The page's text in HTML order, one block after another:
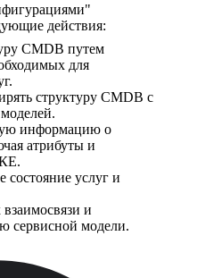
действия:
CMDB путем
для
структуру CMDB с
информацию о
атрибуты и
услуг и
и
сервисной модели.